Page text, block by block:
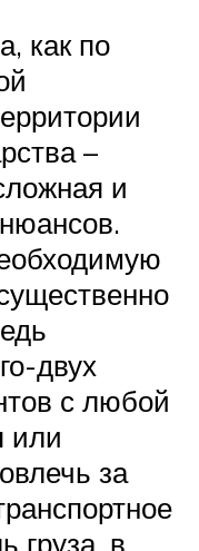
как по
–
и
двух
с любой
или
за
груза, в